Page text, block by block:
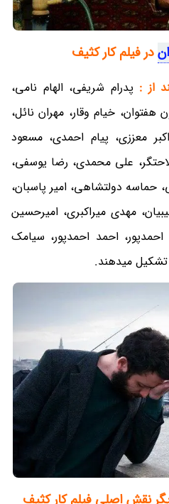
در فیلم کار کثیف
از : پدرام شریفی، الهام نامی،
هفتوان، خیام وقار، مهران نائل،
معززی، پیام احمدی، مسعود
علی محمدی، رضا یوسفی،
حماسه دولتشاهی، امیر پاسبان،
مهدی میراکبری، امیرحسین
احمد احمدپور، سیامک
تشکیل میدهند.
نقش اصلی فیلم کار کثیف